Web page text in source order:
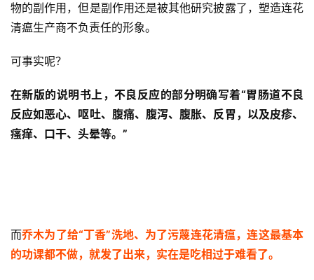
物的副作用，但是副作用还是被其他研究披露了，塑造连花
清瘟生产商不负责任的形象。
可事实呢？
在新版的说明书上，不良反应的部分明确写着“胃肠道不良
反应如恶心、呕吐、腹痛、腹泻、腹胀、反胃，以及皮疹、
瘙痒、口干、头晕等。”
而乔木为了给“丁香”洗地、为了污蔑连花清瘟，连这最基本
的功课都不做，就发了出来，实在是吃相过于难看了。